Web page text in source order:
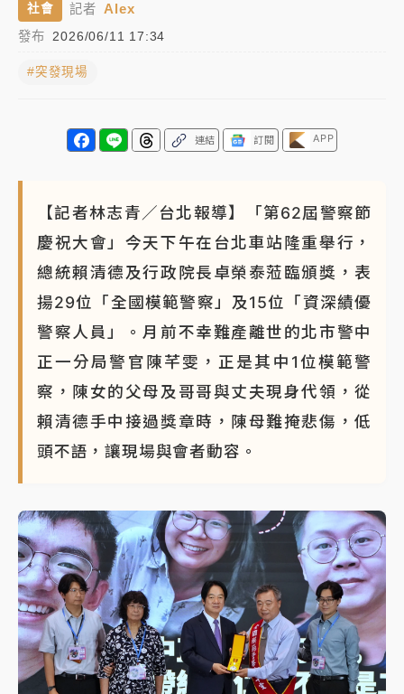
故宮《龍藏經》特展第2檔！今線上預約開賣一度塞車
周六起展出延長至晚上7時
台東農業處長涉圖利渡假村！東檢抗告成功 今重開羈
父親節泡湯了！中颱白海豚雨彈轟3天 「紅到發紫」降
雨熱區曝
社會 記者 Alex
發布 2026/06/11 17:34
#突發現場
連結 訂閱 APP
【記者林志青／台北報導】「第62屆警察節
慶祝大會」今天下午在台北車站隆重舉行，
總統賴清德及行政院長卓榮泰蒞臨頒獎，表
揚29位「全國模範警察」及15位「資深績優
警察人員」。月前不幸難產離世的北市警中
正一分局警官陳芊雯，正是其中1位模範警
察，陳女的父母及哥哥與丈夫現身代領，從
賴清德手中接過獎章時，陳母難掩悲傷，低
頭不語，讓現場與會者動容。